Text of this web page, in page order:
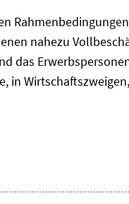
nahezu
das
in